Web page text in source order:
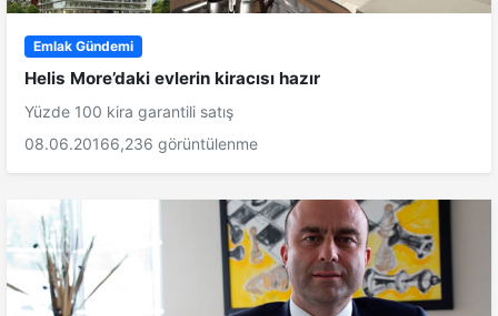
Emlak Gündemi
Helis More’daki evlerin kiracısı hazır
Yüzde 100 kira garantili satış
08.06.20166,236 görüntülenme